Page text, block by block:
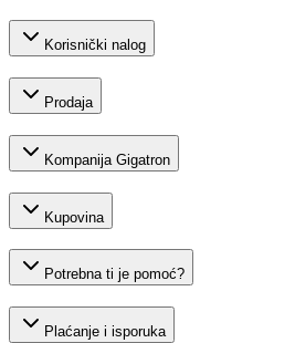
Korisnički nalog
Prodaja
Kompanija Gigatron
Kupovina
Potrebna ti je pomoć?
Plaćanje i isporuka